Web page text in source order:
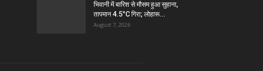
भिवानी में बारिश से मौसम हुआ सुहाना,
तापमान 4.5°C गिरा; लोहारू...
August 7, 2026